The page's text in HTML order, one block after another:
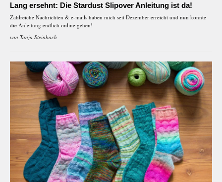
Lang ersehnt: Die Stardust Slipover Anleitung ist da!
Zahlreiche Nachrichten & e-mails haben mich seit Dezember erreicht und nun konnte
die Anleitung endlich online gehen!
von Tanja Steinbach